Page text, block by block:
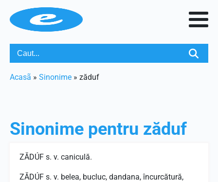
Acasã » Sinonime » zăduf
Sinonime pentru zăduf
ZĂDÚF s. v. caniculă.
ZĂDÚF s. v. belea, bucluc, dandana, încurcătură,